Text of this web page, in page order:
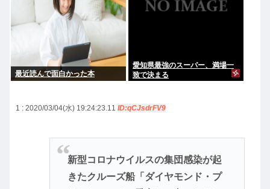
最近読んで面白かった本
愛知県最強のスーパー、満場一
致で決まる
1 : 2020/03/04(水) 19:24:23.11 ID:qCJsdrFV9
新型コロナウイルスの集団感染が起
きたクルーズ船「ダイヤモンド・プ